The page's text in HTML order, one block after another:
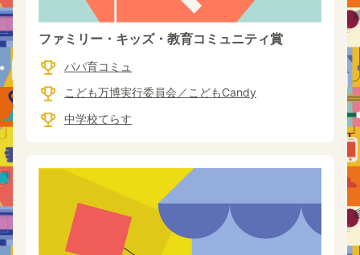
ファミリー・キッズ・教育コミュニティ賞
パパ育コミュ
こども万博実行委員会／こどもCandy
中学校てらす